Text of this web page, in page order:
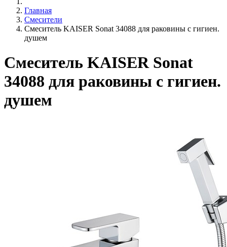
Главная
Смесители
Смеситель KAISER Sonat 34088 для раковины с гигиен.
душем
Смеситель KAISER Sonat
34088 для раковины с гигиен.
душем